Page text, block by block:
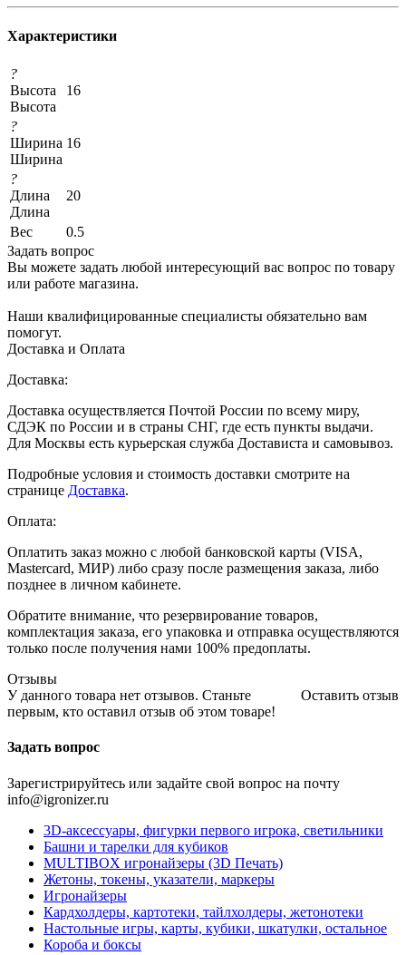
Характеристики
?
Высота
Высота
16
?
Ширина
Ширина
16
?
Длина
Длина
20
Вес
0.5
Задать вопрос
Вы можете задать любой интересующий вас вопрос по товару
или работе магазина.
Наши квалифицированные специалисты обязательно вам
помогут.
Доставка и Оплата
Доставка:
Доставка осуществляется Почтой России по всему миру,
СДЭК по России и в страны СНГ, где есть пункты выдачи.
Для Москвы есть курьерская служба Достависта и самовывоз.
Подробные условия и стоимость доставки смотрите на
странице Доставка.
Оплата:
Оплатить заказ можно с любой банковской карты (VISA,
Mastercard, МИР) либо сразу после размещения заказа, либо
позднее в личном кабинете.
Обратите внимание, что резервирование товаров,
комплектация заказа, его упаковка и отправка осуществляются
только после получения нами 100% предоплаты.
Отзывы
Оставить отзыв
У данного товара нет отзывов. Станьте
первым, кто оставил отзыв об этом товаре!
Задать вопрос
Зарегистрируйтесь или задайте свой вопрос на почту
info@igronizer.ru
3D-аксессуары, фигурки первого игрока, светильники
Башни и тарелки для кубиков
MULTIBOX игронайзеры (3D Печать)
Жетоны, токены, указатели, маркеры
Игронайзеры
Кардхолдеры, картотеки, тайлхолдеры, жетонотеки
Настольные игры, карты, кубики, шкатулки, остальное
Короба и боксы